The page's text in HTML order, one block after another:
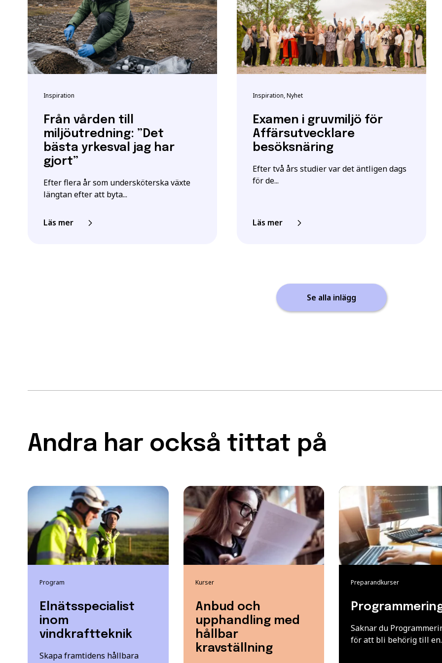
Inspiration
Från vården till
miljöutredning: ”Det
bästa yrkesval jag har
gjort”
Efter flera år som undersköterska växte
längtan efter att byta...
Läs mer
Inspiration, Nyhet
Examen i gruvmiljö för
Affärsutvecklare
besöksnäring
Efter två års studier var det äntligen dags
för de...
Läs mer
Se alla inlägg
Andra har också tittat på
Program
Elnätsspecialist
inom
vindkraftteknik
Skapa framtidens hållbara
Kurser
Anbud och
upphandling med
hållbar
kravställning
Preparandkurser
Saknar du
för att bli behörig till
E-post*
*Observera att detta inte är en ansökan. En intresseanmälan ger enbart mer information
Jag ger samtycke till att YH Akademin sparar och använder mina uppgifter
jag har läst och förstått.
utbildningar kan också ha särskilda förkunskapskrav.
Vänligen notera: För att bli registrerad som studerande på en YH-utbildning hos
yrkeshögskolan krävs ett giltigt svenskt personnummer eller
att vi registrerar korrekta personuppgifter hos myndigheten.
För mer information och vid frågor om person-/samordningsnummer se: